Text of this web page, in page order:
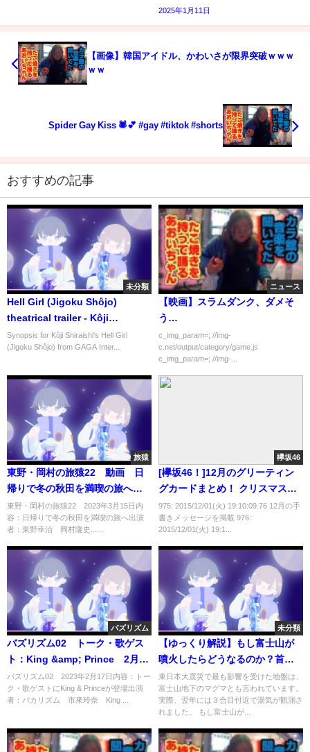
2025年1月11日
【画像】韓国アイドル、かわいさが限界突破ｗｗｗ
ｗｗ
Spider Gay Kiss 🕷️💕 #gay #tiktok #shorts
おすすめの記事
未分類
Hell Girl (Jigoku Shôjo)
theatrical trailer - Kôji
Shiraishi-directed movie
Synopsis for Kôji Shiraishi's Hell Girl
(Jigoku Shôjo) from GAGA Inter...
ニュース
【映画】スラムダンク、ダメそ
う…
c_img_param=; //img-
c.net/output/category/game.js
c_img_param=; //img-...
旅猿
東野・岡村の旅猿22 動画 日
帰りで冬の秋田を満喫の旅へ 3
月15日
東野・岡村の旅猿22 2023年3月15日内
容：日帰りで冬の秋田を満喫の旅へ出演
者：東野幸治 岡村隆史......
欅坂46
[欅坂46！]12月のグリーティン
グカードまとめ！ クリスマス柄
が多くて可愛いwwww（画像あ
り）
975: 2015/12/01(火) 19:10:09.76 12月の手
書きメッセージを掲載 976:
2015/12/01(火) 19:1...
バズリズム
バズリズム02 トーク・歌ゲス
ト：King &amp; Prince 2月17
日
バズリズム02 2023年2月17日内容：トー
ク・歌ゲストにKing & Princeが登場出演
者：バカリズム 市來玲奈 King ...
未分類
【ゆっくり解説】もし富士山が
噴火したらどうなるのか？首都
圏での被害や経済への影響は？
東日本大震災で最も影響を受けた地盤は、
富士山地下のマグマとも言われています。
実際、翌年には３合目付近で湯気が観測さ
れました。 もし富士山が...